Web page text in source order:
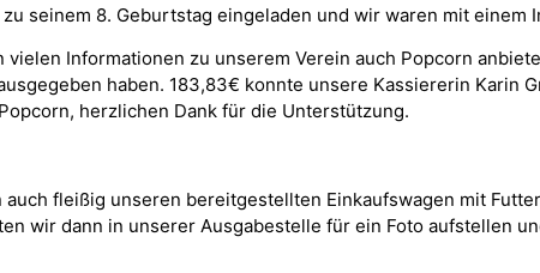
seinem 8. Geburtstag eingeladen und wir waren mit einem
Informationen zu unserem Verein auch Popcorn
haben. 183,83€ konnte unsere Kassiererin Karin
herzlichen Dank für die Unterstützung.
auch fleißig unseren bereitgestellten Einkaufswagen mit
wir dann in unserer Ausgabestelle für ein Foto aufstellen